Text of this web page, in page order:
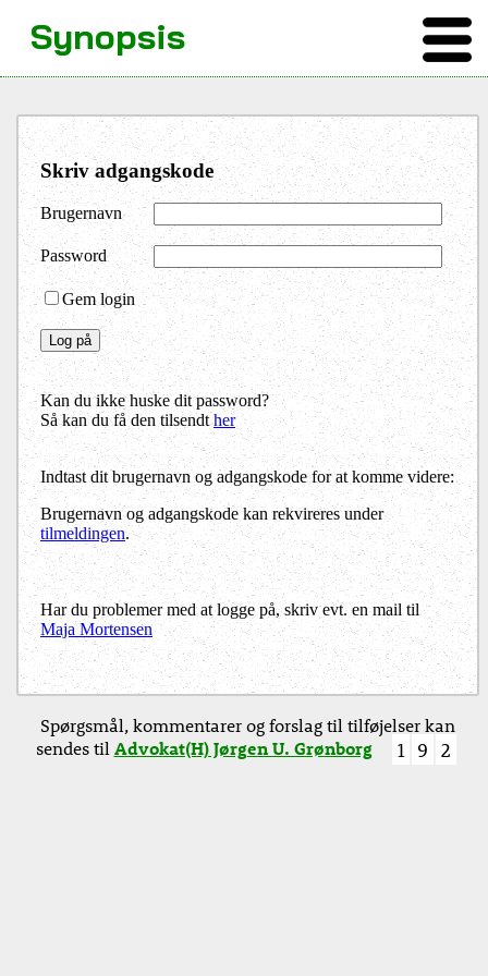
Skriv adgangskode
Brugernavn
Password
Gem login
Kan du ikke huske dit password?
Så kan du få den tilsendther
Indtast dit brugernavn og adgangskode for at komme videre:
Brugernavn og adgangskode kan rekvireres under
tilmeldingen.
Har du problemer med at logge på, skriv evt. en mail til
Maja Mortensen
Synopsis
Spørgsmål, kommentarer og forslag til tilføjelser kan
sendes tilAdvokat(H) Jørgen U. Grønborg 1 9 2